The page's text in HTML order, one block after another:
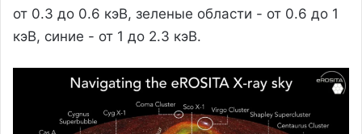
от 0.3 до 0.6 кэВ, зеленые области - от 0.6 до 1
кэВ, синие - от 1 до 2.3 кэВ.